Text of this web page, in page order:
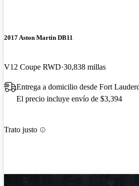
2017 Aston Martin DB11
V12 Coupe RWD 30,838 millas
Entrega a domicilio desde Fort
El precio incluye envío de $3,394
Trato justo